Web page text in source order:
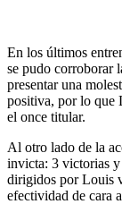
En los últimos
se pudo corroborar
presentar una
positiva, por lo que
el once titular.
Al otro lado de la
invicta: 3 victorias y
dirigidos por Louis
efectividad de cara